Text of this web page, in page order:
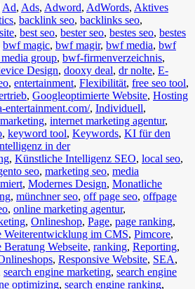
Ad, Ads, Adword, AdWords, Aktives
, backlink seo, backlinks seo,
, best seo, bester seo, bestes seo, bestes
bwf magic, bwf magir, bwf media, bwf
group, bwf-firmenverzeichnis,
Design, dooxy deal, dr nolte, E-
, entertainment, Flexibilität, free seo tool,
, Googleoptimierte Website, Hosting
entertainment.com/, Individuell,
, internet marketing agentur,
, keyword tool, Keywords, KI für den
in der
, Künstliche Intelligenz SEO, local seo,
seo, marketing seo, media
, Modernes Design, Monatliche
, münchner seo, off page seo, offpage
, online marketing agentur,
, Onlineshop, Page, page ranking,
Weiterentwicklung im CMS, Pimcore,
Beratung Webseite, ranking, Reporting,
, Responsive Website, SEA,
search engine marketing, search engine
optimizing, search engine ranking,